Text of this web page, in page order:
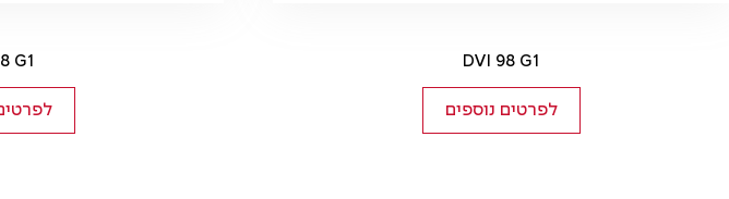
DVI 98 G1
לפרטים נוספים
G1